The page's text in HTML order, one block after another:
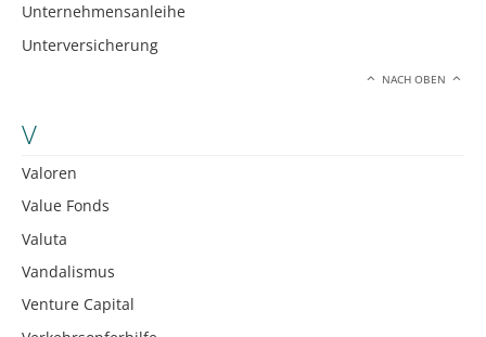
Unternehmensanleihe
Unterversicherung
NACH OBEN
V
Valoren
Value Fonds
Valuta
Vandalismus
Venture Capital